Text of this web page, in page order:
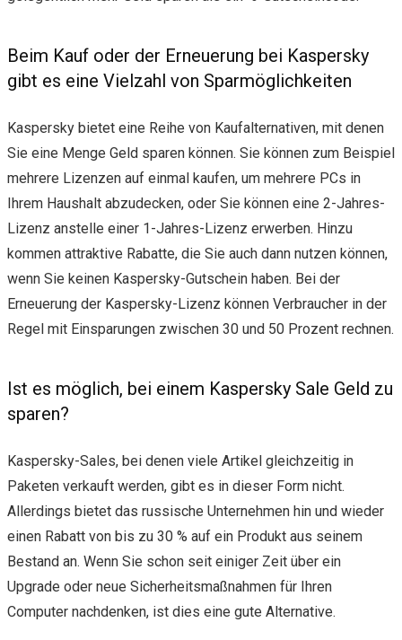
Beim Kauf oder der Erneuerung bei Kaspersky
gibt es eine Vielzahl von Sparmöglichkeiten
Kaspersky bietet eine Reihe von Kaufalternativen, mit denen
Sie eine Menge Geld sparen können. Sie können zum Beispiel
mehrere Lizenzen auf einmal kaufen, um mehrere PCs in
Ihrem Haushalt abzudecken, oder Sie können eine 2-Jahres-
Lizenz anstelle einer 1-Jahres-Lizenz erwerben. Hinzu
kommen attraktive Rabatte, die Sie auch dann nutzen können,
wenn Sie keinen Kaspersky-Gutschein haben. Bei der
Erneuerung der Kaspersky-Lizenz können Verbraucher in der
Regel mit Einsparungen zwischen 30 und 50 Prozent rechnen.
Ist es möglich, bei einem Kaspersky Sale Geld zu
sparen?
Kaspersky-Sales, bei denen viele Artikel gleichzeitig in
Paketen verkauft werden, gibt es in dieser Form nicht.
Allerdings bietet das russische Unternehmen hin und wieder
einen Rabatt von bis zu 30 % auf ein Produkt aus seinem
Bestand an. Wenn Sie schon seit einiger Zeit über ein
Upgrade oder neue Sicherheitsmaßnahmen für Ihren
Computer nachdenken, ist dies eine gute Alternative.